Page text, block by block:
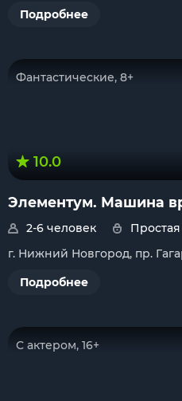
Подробнее
Фантастические, 8+
10.0
Элементум. Машина
2-6 человек
г. Нижний Новгород, пр.
Подробнее
С актером, 16+